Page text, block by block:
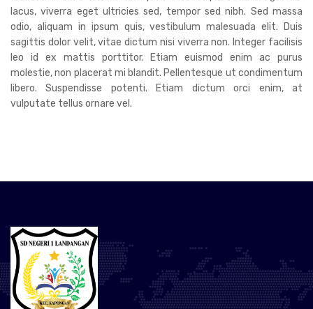
lacus, viverra eget ultricies sed, tempor sed nibh. Sed massa
odio, aliquam in ipsum quis, vestibulum malesuada elit. Duis
sagittis dolor velit, vitae dictum nisi viverra non. Integer facilisis
leo id ex mattis porttitor. Etiam euismod enim ac purus
molestie, non placerat mi blandit. Pellentesque ut condimentum
libero. Suspendisse potenti. Etiam dictum orci enim, at
vulputate tellus ornare vel.